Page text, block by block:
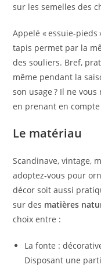
sur les semelles des
Appelé « essuie-pieds
tapis permet par la
des souliers. Bref,
même pendant la
son usage ? Il ne
en prenant en
Le matériau
Scandinave, vintage,
adoptez-vous pour
décor soit aussi
sur des matières
choix entre :
La fonte :
Disposant une